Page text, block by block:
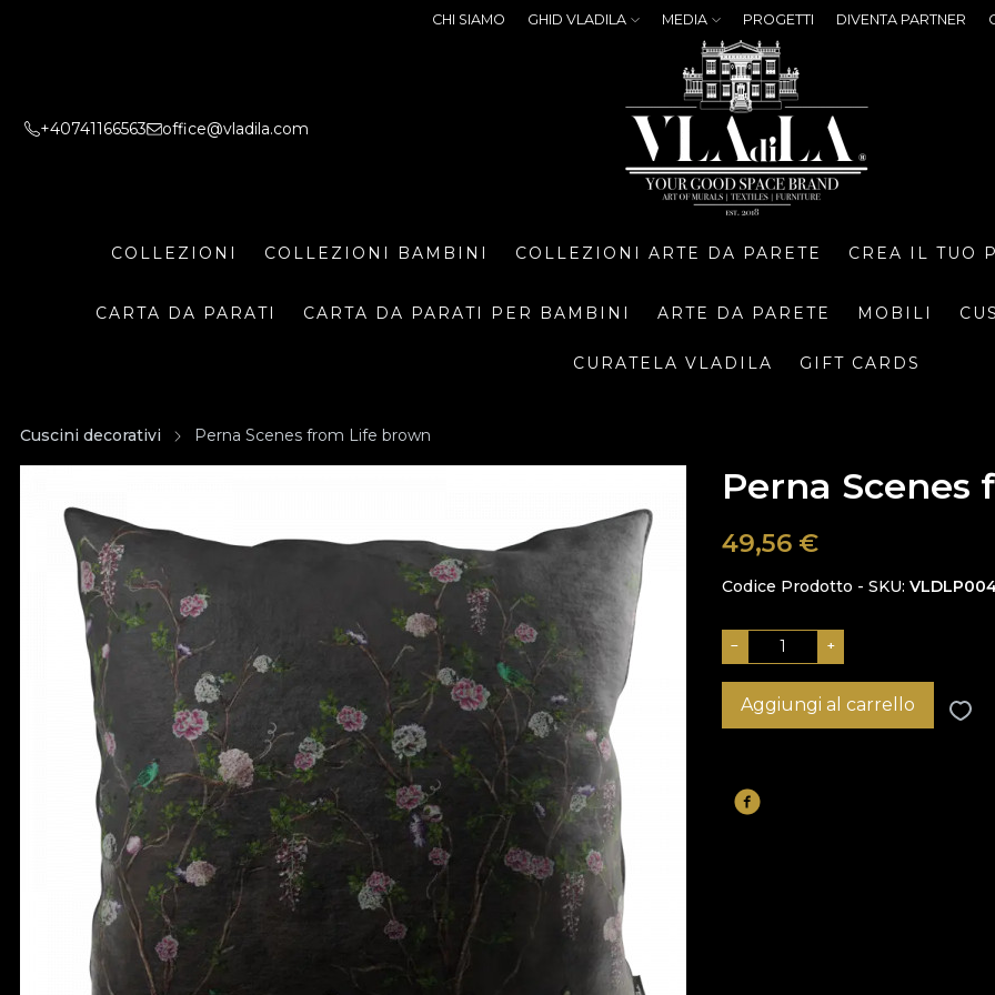
CHI SIAMO GHID VLADILA MEDIA PROGETTI DIVENTA PARTNER
+40741166563 office@vladila.com
COLLEZIONI COLLEZIONI BAMBINI COLLEZIONI ARTE DA PARETE CREA IL TUO
CARTA DA PARATI CARTA DA PARATI PER BAMBINI ARTE DA PARETE MOBILI
CURATELA VLADILA GIFT CARDS
Cuscini decorativi Perna Scenes from Life brown
Perna
49,56 €
Codice Prodotto - SKU
− +
Aggiungi al carrello